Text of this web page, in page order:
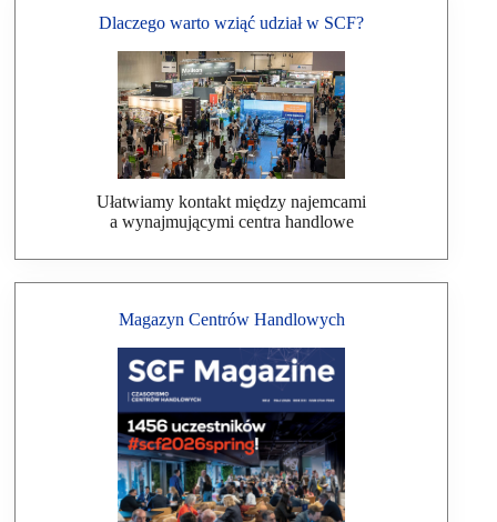
Dlaczego warto wziąć udział w SCF?
Ułatwiamy kontakt między najemcami
a wynajmującymi centra handlowe
Magazyn Centrów Handlowych